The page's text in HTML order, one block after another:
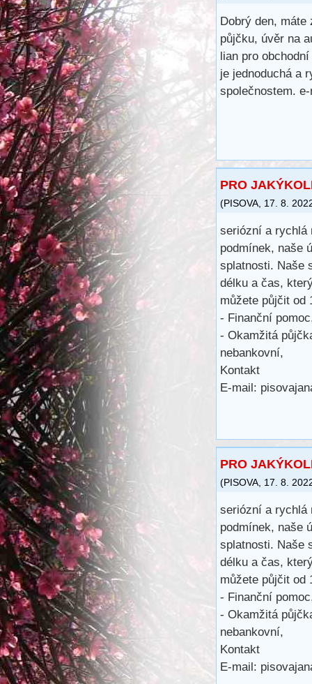
Dobrý den,
půjčku, úvěr na
lian pro
je jednoduchá a
společnostem.
PRO
(PISOVA 17. 8.
seriózní a rychlá
podmínek, naše
splatnosti. Naše
délku a čas,
můžete půjčit od
- Finanční
- Okamžitá
nebankovní,
Kontakt
E-mail:
PRO
(PISOVA 17. 8.
seriózní a rychlá
podmínek, naše
splatnosti. Naše
délku a čas,
můžete půjčit od
- Finanční
- Okamžitá
nebankovní,
Kontakt
E-mail: